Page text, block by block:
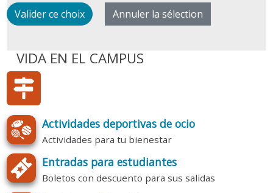
VIDA EN EL CAMPUS
Actividades deportivas de ocio
Actividades para tu bienestar
Entradas para estudiantes
Boletos con descuento para sus salidas